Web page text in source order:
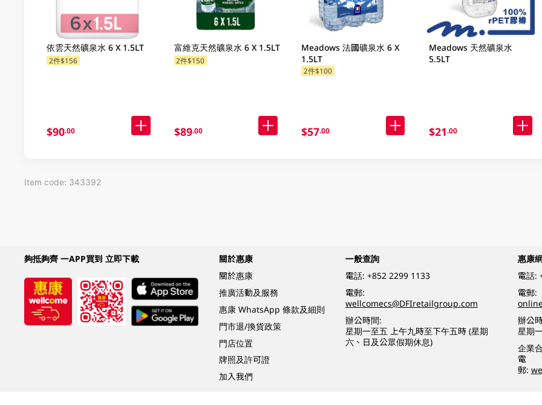
依雲天然礦泉水 6 X 1.5LT
2件$156
$90.00
富維克天然礦泉水 6 X 1.5LT
2件$150
$89.00
Meadows 法國礦泉水 6 X
1.5LT
2件$100
$57.00
Meadows 天然礦泉水
5.5LT
$21.00
Item code: 343392
夠抵夠齊 一APP買到 立即下載
關於惠康
關於惠康
推廣活動及服務
惠康 WhatsApp 條款及細則
門市退/換貨政策
門店位置
牌照及許可證
加入我們
一般查詢
電話: +852 2299 1133
電郵:
wellcomecs@DFIretailgroup.com
辦公時間:
星期一至五 上午九時至下午五時 (星期
六、日及公眾假期休息)
惠康
電話:
電郵:
辦公
星期
企業
電
郵: